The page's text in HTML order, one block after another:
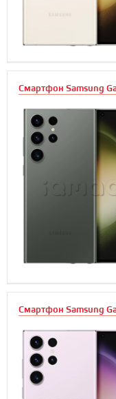
Смартфон Samsung
Смартфон Samsung